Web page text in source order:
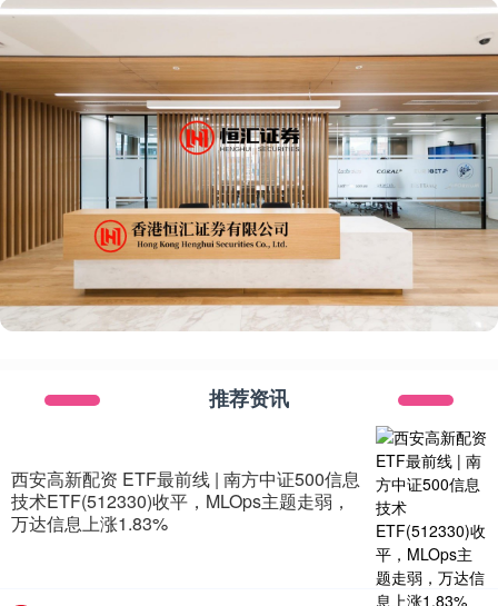
推荐资讯
西安高新配资 ETF最前线 | 南方中证500信息
技术ETF(512330)收平，MLOps主题走弱，
万达信息上涨1.83%